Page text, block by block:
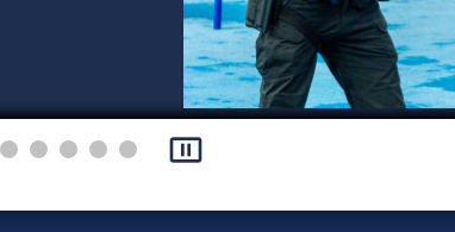
pause_presentation